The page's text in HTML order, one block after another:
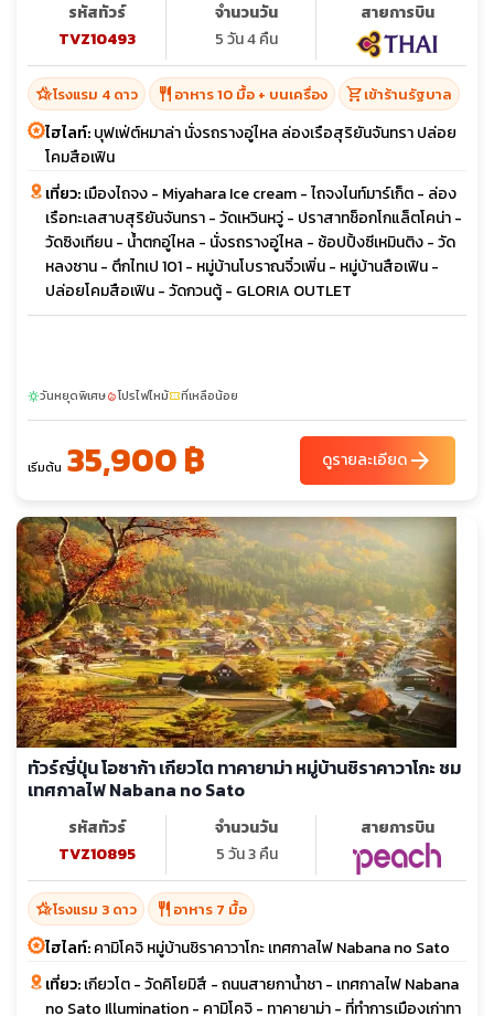
รหัสทัวร์
TVZ10493
จำนวนวัน
5 วัน 4 คืน
สายการบิน
hotel_classโรงแรม 4 ดาว restaurant อาหาร 10 มื้อ + บนเครื่อง shopping_cartเข้าร้านรัฐบาล
ไฮไลท์:บุฟเฟ่ต์หมาล่า นั่งรถรางอู่ไหล ล่องเรือสุริยันจันทรา ปล่อย
โคมสือเฟิน
เที่ยว:เมืองไถจง - Miyahara Ice cream - ไถจงไนท์มาร์เก็ต - ล่อง
เรือทะเลสาบสุริยันจันทรา - วัดเหวินหวู่ - ปราสาทช็อกโกแล็ตโคน่า -
วัดซิงเทียน - น้ำตกอู่ไหล - นั่งรถรางอู่ไหล - ช้อปปิ้งซีเหมินติง - วัด
หลงซาน - ตึกไทเป 101 - หมู่บ้านโบราณจิ๋วเพิ่น - หมู่บ้านสือเฟิน -
ปล่อยโคมสือเฟิน - วัดกวนตู้ - GLORIA OUTLET
sunnyวันหยุดพิเศษlocal_fire_departmentโปรไฟไหม้confirmation_numberที่เหลือน้อย
เริ่มต้น 35,900 ฿ ดูรายละเอียดarrow_forward
ทัวร์ญี่ปุ่น โอซาก้า เกียวโต ทาคายาม่า หมู่บ้านชิราคาวาโกะ ชม
เทศกาลไฟ Nabana no Sato
รหัสทัวร์
TVZ10895
จำนวนวัน
5 วัน 3 คืน
สายการบิน
hotel_classโรงแรม 3 ดาว restaurant อาหาร 7 มื้อ
ไฮไลท์:คามิโคจิ หมู่บ้านชิราคาวาโกะ เทศกาลไฟ Nabana no Sato
เที่ยว:เกียวโต - วัดคิโยมิสึ - ถนนสายกาน้ำชา - เทศกาลไฟ Nabana
no Sato Illumination - คามิโคจิ - ทาคายาม่า - ที่ทำการเมืองเก่าทา